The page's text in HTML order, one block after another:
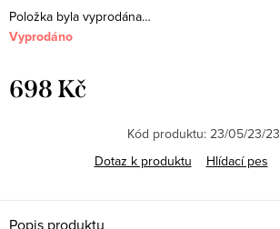
Položka byla vyprodána…
Vyprodáno
698 Kč
Kód produktu: 23/05/23/23
Dotaz k produktu
Hlídací pes
Popis produktu